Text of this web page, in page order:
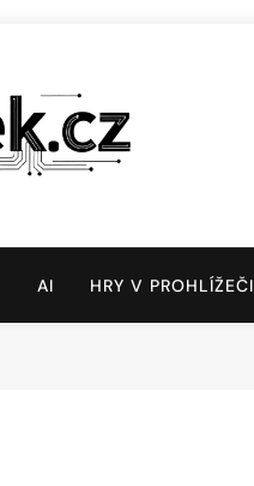
AI HRY V PROHLÍŽEČI